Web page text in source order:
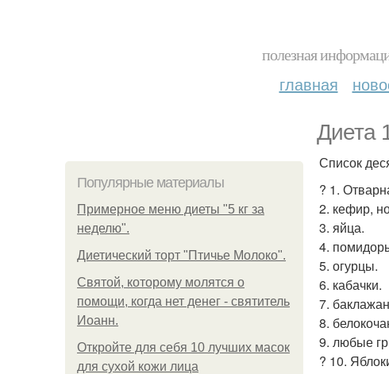
полезная
главная
Диета
Популярные материалы
Примерное меню диеты "5 кг за
неделю".
Диетический торт "Птичье Молоко".
Святой, которому молятся о
помощи, когда нет денег - святитель
Иоанн.
Откройте для себя 10 лучших масок
для сухой кожи лица
Список
? 1.
2. кефир,
3. яйца.
4.
5. огурцы.
6. кабачки.
7.
8.
9. любые
? 10.